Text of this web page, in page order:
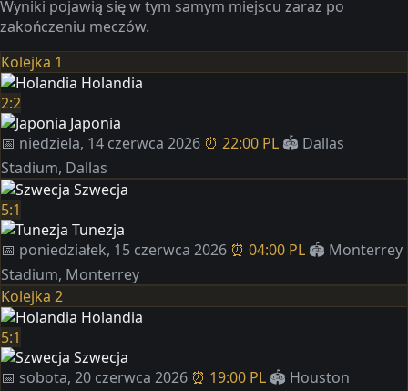
Wyniki pojawią się w tym samym miejscu zaraz po
zakończeniu meczów.
Kolejka 1
Holandia
2:2
Japonia
📅 niedziela, 14 czerwca 2026 ⏰ 22:00 PL 🏟️ Dallas
Stadium, Dallas
Szwecja
5:1
Tunezja
📅 poniedziałek, 15 czerwca 2026 ⏰ 04:00 PL 🏟️ Monterrey
Stadium, Monterrey
Kolejka 2
Holandia
5:1
Szwecja
📅 sobota, 20 czerwca 2026 ⏰ 19:00 PL 🏟️ Houston